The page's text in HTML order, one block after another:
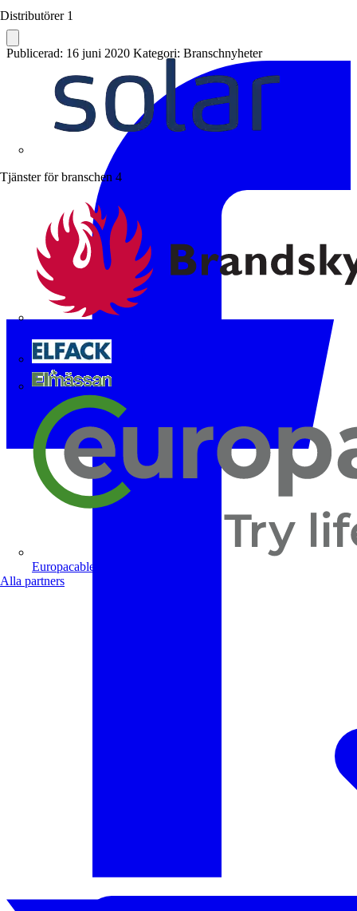
Distributörer 1
Tjänster för branschen 4
Europacable
Alla partners
Publicerad: 16 juni 2020 Kategori: Branschnyheter